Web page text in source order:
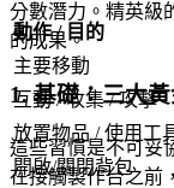
動作 / 目的
主要移動
互動 / 收集 / 攻擊
放置物品 / 使用工
開啟/關閉背包
分數潛力。精英級
的成果。
1. 基礎：三大
這些習慣是不可妥
在接觸製作台之前